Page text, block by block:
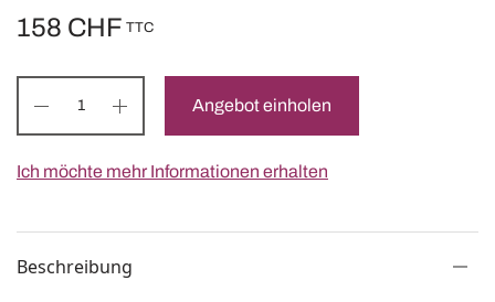
158 CHF TTC
Angebot einholen
Ich möchte mehr Informationen erhalten
Beschreibung